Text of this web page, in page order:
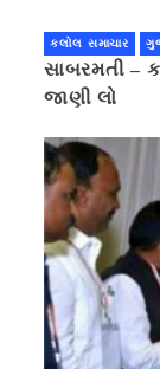
કલોલ સમાચાર
સાબરમતી –
જાણી લો